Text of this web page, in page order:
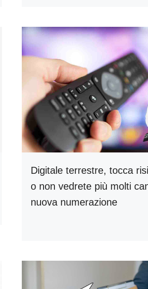
Digitale terrestre, tocca
o non vedrete più molti
nuova numerazione